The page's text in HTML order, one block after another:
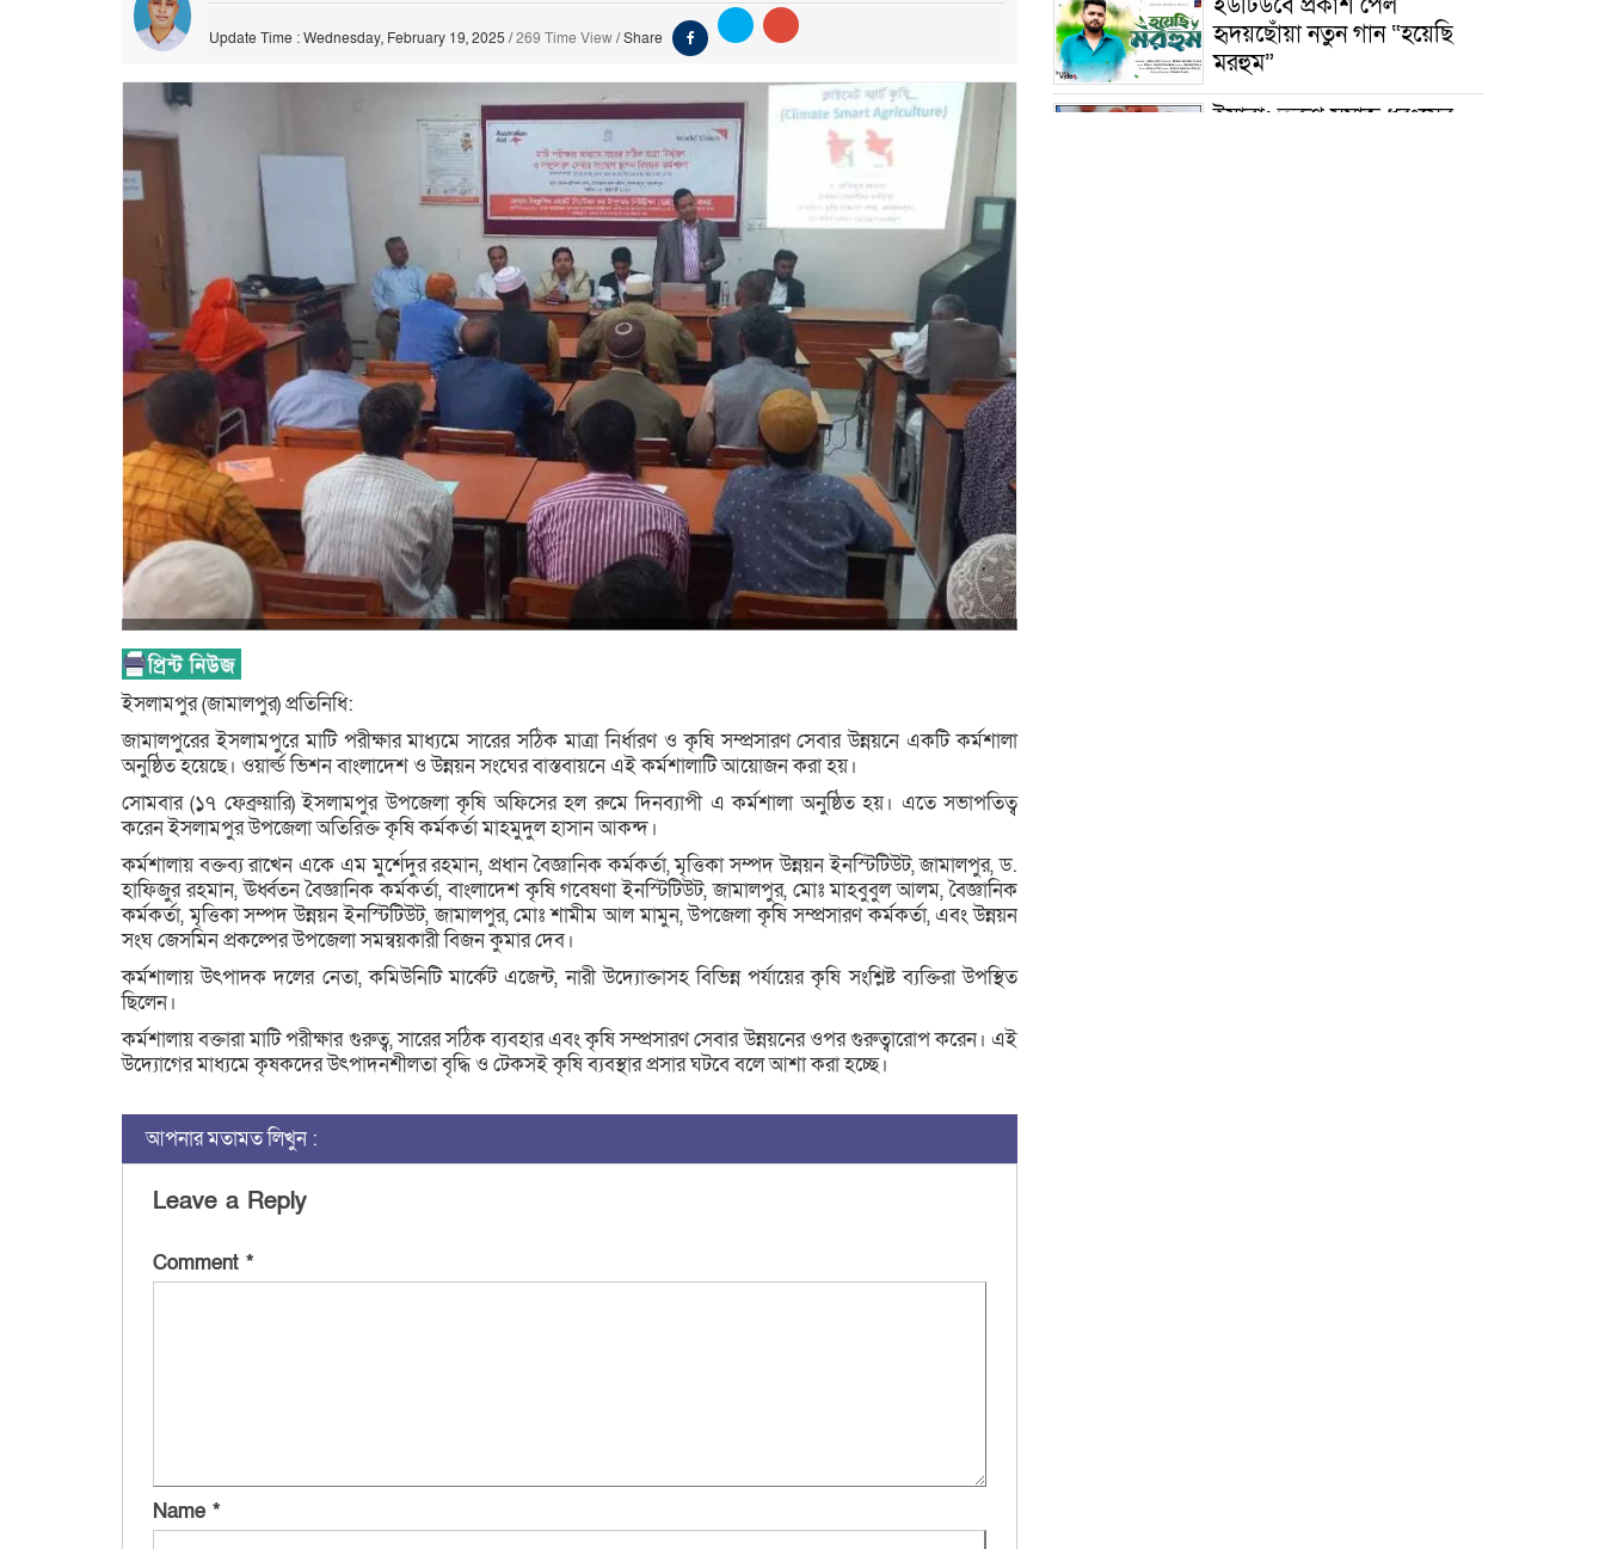
Update Time : Wednesday, February 19, 2025 /269 Time View/Share
ইসলামপুর (জামালপুর) প্রতিনিধি:
জামালপুরের ইসলামপুরে মাটি পরীক্ষার মাধ্যমে সারের সঠিক মাত্রা নির্ধারণ ও কৃষি সম্প্রসারণ সেবার উন্নয়নে একটি কর্মশালা
অনুষ্ঠিত হয়েছে। ওয়ার্ল্ড ভিশন বাংলাদেশ ও উন্নয়ন সংঘের বাস্তবায়নে এই কর্মশালাটি আয়োজন করা হয়।
সোমবার (১৭ ফেব্রুয়ারি) ইসলামপুর উপজেলা কৃষি অফিসের হল রুমে দিনব্যাপী এ কর্মশালা অনুষ্ঠিত হয়। এতে সভাপতিত্ব
করেন ইসলামপুর উপজেলা অতিরিক্ত কৃষি কর্মকর্তা মাহমুদুল হাসান আকন্দ।
কর্মশালায় বক্তব্য রাখেন একে এম মুর্শেদুর রহমান, প্রধান বৈজ্ঞানিক কর্মকর্তা, মৃত্তিকা সম্পদ উন্নয়ন ইনস্টিটিউট, জামালপুর, ড.
হাফিজুর রহমান, ঊর্ধ্বতন বৈজ্ঞানিক কর্মকর্তা, বাংলাদেশ কৃষি গবেষণা ইনস্টিটিউট, জামালপুর, মোঃ মাহবুবুল আলম, বৈজ্ঞানিক
কর্মকর্তা, মৃত্তিকা সম্পদ উন্নয়ন ইনস্টিটিউট, জামালপুর, মোঃ শামীম আল মামুন, উপজেলা কৃষি সম্প্রসারণ কর্মকর্তা, এবং উন্নয়ন
সংঘ জেসমিন প্রকল্পের উপজেলা সমন্বয়কারী বিজন কুমার দেব।
কর্মশালায় উৎপাদক দলের নেতা, কমিউনিটি মার্কেট এজেন্ট, নারী উদ্যোক্তাসহ বিভিন্ন পর্যায়ের কৃষি সংশ্লিষ্ট ব্যক্তিরা উপস্থিত
ছিলেন।
কর্মশালায় বক্তারা মাটি পরীক্ষার গুরুত্ব, সারের সঠিক ব্যবহার এবং কৃষি সম্প্রসারণ সেবার উন্নয়নের ওপর গুরুত্বারোপ করেন। এই
উদ্যোগের মাধ্যমে কৃষকদের উৎপাদনশীলতা বৃদ্ধি ও টেকসই কৃষি ব্যবস্থার প্রসার ঘটবে বলে আশা করা হচ্ছে।
আপনার মতামত লিখুন :
Leave a Reply
Comment *
Name *
হৃদয়ছোঁয়া নতুন গান “হয়েছি
মরহুম”
ইয়াবা: তরুণ সমাজ ধ্বংসের